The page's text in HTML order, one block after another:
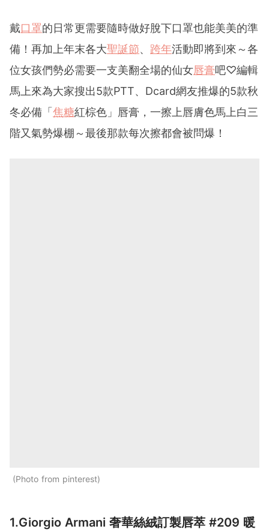
戴口罩的日常更需要隨時做好脫下口罩也能美美的準
備！再加上年末各大聖誕節、 跨年活動即將到來～各
位女孩們勢必需要一支美翻全場的仙女唇膏吧♡編輯
馬上來為大家搜出5款PTT、Dcard網友推爆的5款秋
冬必備「 焦糖紅棕色」唇膏，一擦上唇膚色馬上白三
階又氣勢爆棚～最後那款每次擦都會被問爆！
Photo from pinterest
1.Giorgio Armani 奢華絲絨訂製唇萃 #209 暖